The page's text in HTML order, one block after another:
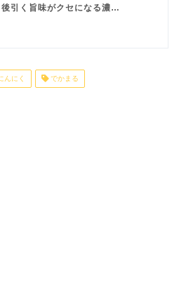
引く旨味がクセになる濃…
んにく でかまる